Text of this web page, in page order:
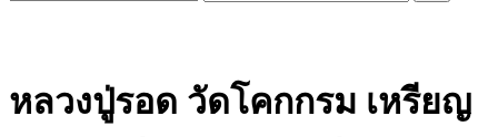
หลวงปู่รอด วัดโคกกรม เหรียญ